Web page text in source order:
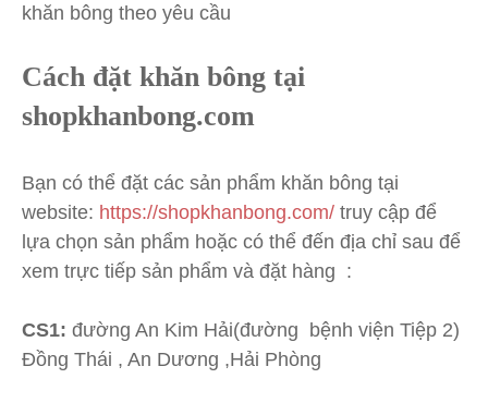
khăn bông theo yêu cầu
Cách đặt khăn bông tại
shopkhanbong.com
Bạn có thể đặt các sản phẩm khăn bông tại
website: https://shopkhanbong.com/ truy cập để
lựa chọn sản phẩm hoặc có thể đến địa chỉ sau để
xem trực tiếp sản phẩm và đặt hàng :
CS1: đường An Kim Hải(đường bệnh viện Tiệp 2)
Đồng Thái , An Dương ,Hải Phòng